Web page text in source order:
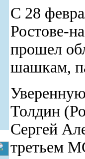
С 28
Ростове-
прошел
шашкам,
Толдин
Сергей
третьем